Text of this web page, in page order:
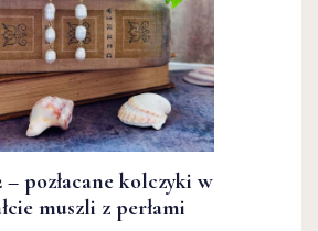
– pozłacane kolczyki w
muszli z perłami